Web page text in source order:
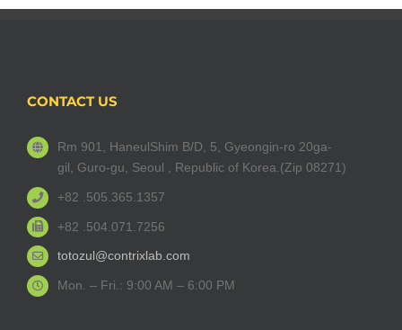
CONTACT US
Rm 901, HaneulShim B/D, 5, Gyeongin-ro 20ga-
gil, Guro-gu, Seoul , Republic of Korea.(Zip 08271)
+82 .505.365.1357
+82 .504.071.7256
totozul@contrixlab.com
Mon. – Fri.: 9:00 AM – 6:00 PM